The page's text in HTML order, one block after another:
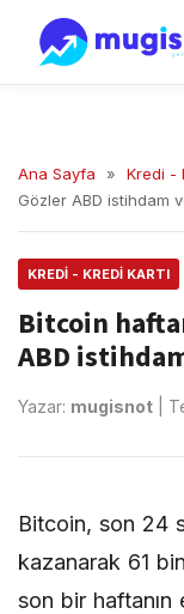
Ana Sayfa » Kredi -
Gözler ABD istihdam
KREDI - KREDI KARTI
Bitcoin
ABD
Yazar: mugisnot
Bitcoin, son 24
kazanarak 61
son bir